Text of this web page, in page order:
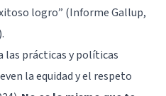
logro” (Informe Gallup,
las prácticas y políticas
la equidad y el respeto